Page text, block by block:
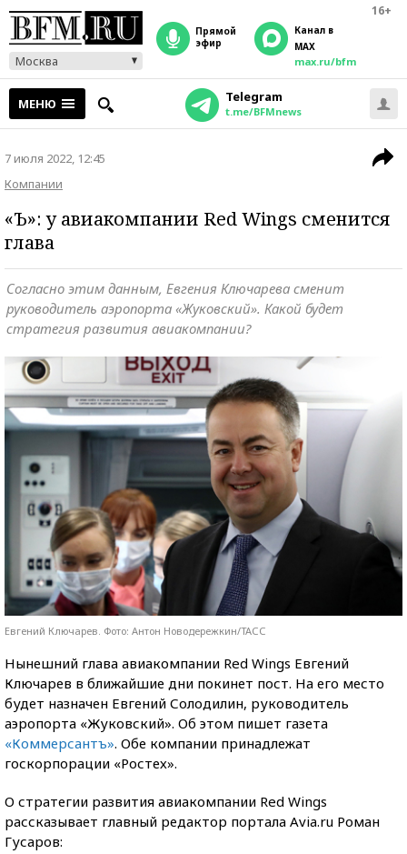
16+
Москва
прямой
эфир
Канал в
MAX
max.ru/bfm
МЕНЮ Telegram
t.me/BFMnews
7 июля 2022, 12:45
Компании
«Ъ»: у авиакомпании Red Wings сменится
глава
Согласно этим данным, Евгения Ключарева сменит
руководитель аэропорта «Жуковский». Какой будет
стратегия развития авиакомпании?
Евгений Ключарев. Фото: Антон Новодережкин/ТАСС
Нынешний глава авиакомпании Red Wings Евгений
Ключарев в ближайшие дни покинет пост. На его место
будет назначен Евгений Солодилин, руководитель
аэропорта «Жуковский». Об этом пишет газета
«Коммерсантъ». Обе компании принадлежат
госкорпорации «Ростех».
О стратегии развития авиакомпании Red Wings
рассказывает главный редактор портала Avia.ru Роман
Гусаров: